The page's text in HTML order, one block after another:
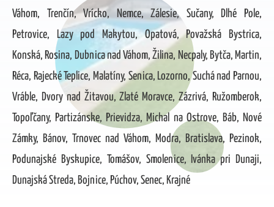
Váhom, Trenčín, Vrícko, Nemce, Zálesie, Sučany, Dlhé Pole,
Petrovice, Lazy pod Makytou, Opatová, Považská Bystrica,
Konská, Rosina, Dubnica nad Váhom, Žilina, Necpaly, Bytča, Martin,
Réca, Rajecké Teplice, Malatíny, Senica, Lozorno, Suchá nad Parnou,
Vráble, Dvory nad Žitavou, Zlaté Moravce, Zázrivá, Ružomberok,
Topoľčany, Partizánske, Prievidza, Michal na Ostrove, Báb, Nové
Zámky, Bánov, Trnovec nad Váhom, Modra, Bratislava, Pezinok,
Podunajské Byskupice, Tomášov, Smolenice, Ivánka pri Dunaji,
Dunajská Streda, Bojnice, Púchov, Senec, Krajné